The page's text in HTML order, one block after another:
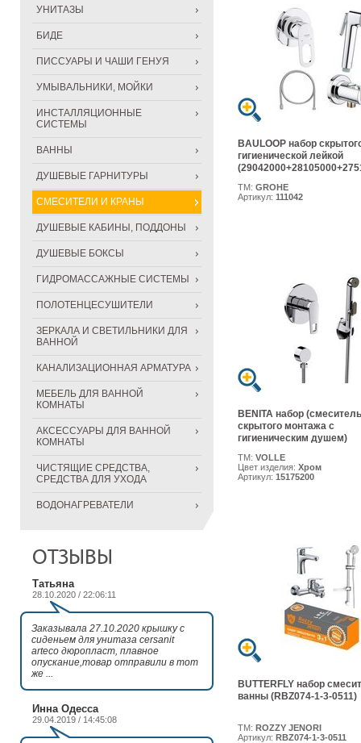
УНИТАЗЫ
БИДЕ
ПИССУАРЫ И ЧАШИ ГЕНУЯ
УМЫВАЛЬНИКИ, МОЙКИ
ИНСТАЛЛЯЦИОННЫЕ
СИСТЕМЫ
ВАННЫ
ДУШЕВЫЕ ГАРНИТУРЫ
СМЕСИТЕЛИ И КРАНЫ
ДУШЕВЫЕ КАБИНЫ, ПОДДОНЫ
ДУШЕВЫЕ БОКСЫ
ГИДРОМАССАЖНЫЕ СИСТЕМЫ
ПОЛОТЕНЦЕСУШИТЕЛИ
ЗЕРКАЛА И СВЕТИЛЬНИКИ ДЛЯ
ВАННОЙ
КАНАЛИЗАЦИОННАЯ АРМАТУРА
МЕБЕЛЬ ДЛЯ ВАННОЙ
КОМНАТЫ
АКСЕССУАРЫ ДЛЯ ВАННОЙ
КОМНАТЫ
ЧИСТЯЩИЕ СРЕДСТВА,
СРЕДСТВА ДЛЯ УХОДА
ВОДОНАГРЕВАТЕЛИ
ОТЗЫВЫ
Татьяна
28.10.2020 / 22:06:11
Заказывала 27.10.2020 крышку с
сиденьем для унитаза cersanit
arteco дюропласт, плавное
опускание,товар отправили в тот
же ...
Инна Одесса
29.04.2019 / 14:45:08
BAULOOP набор
гигиенической лейкой
ТМ: GROHE
Артикул: 111042
BENITA набор (смеситель
скрытого монтажа с
гигиеническим душем)
ТМ: VOLLE
Цвет изделия: Хром
Артикул: 15175200
BUTTERFLY набор
ванны (RBZ074-1-3-0511)
ТМ: ROZZY JENORI
Артикул: RBZ074-1-3-0511